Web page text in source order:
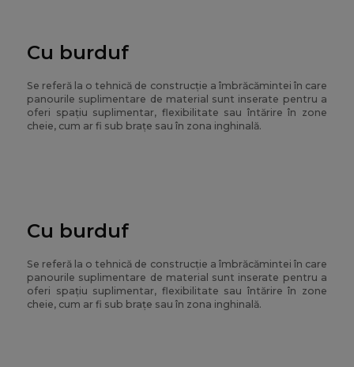
Cu burduf
Se referă la o tehnică de construcție a îmbrăcămintei în care
panourile suplimentare de material sunt inserate pentru a
oferi spațiu suplimentar, flexibilitate sau întărire în zone
cheie, cum ar fi sub brațe sau în zona inghinală.
Cu burduf
Se referă la o tehnică de construcție a îmbrăcămintei în care
panourile suplimentare de material sunt inserate pentru a
oferi spațiu suplimentar, flexibilitate sau întărire în zone
cheie, cum ar fi sub brațe sau în zona inghinală.